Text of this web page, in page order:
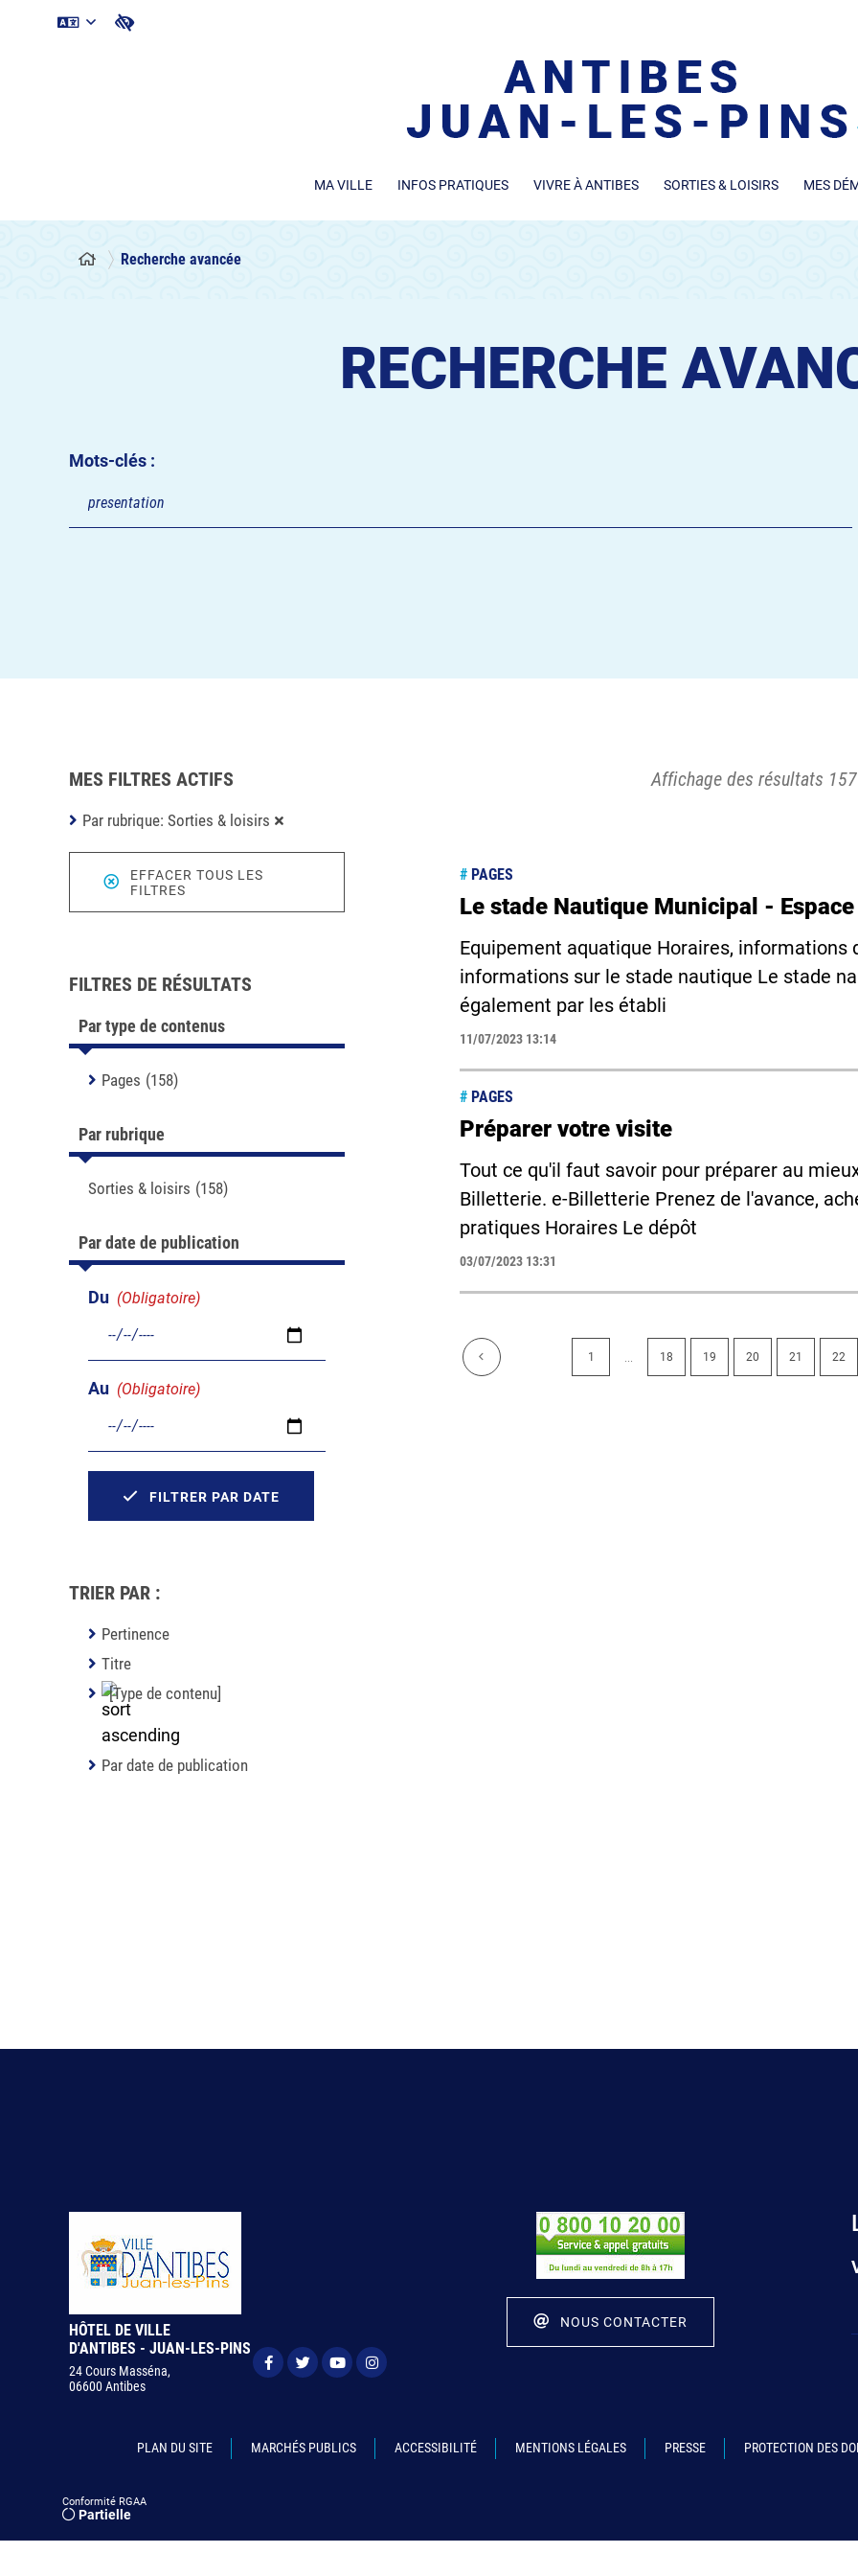
MA VILLE INFOS PRATIQUES VIVRE À ANTIBES SORTIES & LOISIRS MES
Recherche avancée
RECHERCHE
Mots-clés :
Affichage des résultats
# PAGES
Le stade Nautique Municipal - Espace
Equipement aquatique Horaires,
informations sur le stade nautique Le stade
également par les établi
11/07/2023 13:14
# PAGES
Préparer votre visite
Tout ce qu'il faut savoir pour préparer au
Billetterie. e-Billetterie Prenez de l'avance,
pratiques Horaires Le dépôt
03/07/2023 13:31
1 18 19 20 21 22
MES FILTRES ACTIFS
Par rubrique: Sorties & loisirs
EFFACER TOUS LES
FILTRES
FILTRES DE RÉSULTATS
Par type de contenus
Pages (158)
Par rubrique
Sorties & loisirs (158)
Par date de publication
Du (Obligatoire)
Au (Obligatoire)
FILTRER PAR DATE
TRIER PAR :
Pertinence
Titre
[Type de contenu]
Par date de publication
HÔTEL DE VILLE
D'ANTIBES - JUAN-LES-PINS
24 Cours Masséna,
06600 Antibes
NOUS CONTACTER
PLAN DU SITE MARCHÉS PUBLICS ACCESSIBILITÉ MENTIONS LÉGALES PRESSE PROTECTION DES
Conformité RGAA
Partielle